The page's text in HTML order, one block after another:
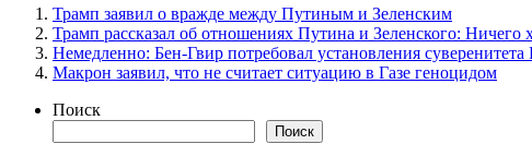
Трамп заявил о вражде между Путиным и Зеленским
Трамп рассказал об отношениях Путина и Зеленского: Ничего
Немедленно: Бен-Гвир потребовал установления
Макрон заявил, что не считает ситуацию в Газе геноцидом
Поиск
Поиск